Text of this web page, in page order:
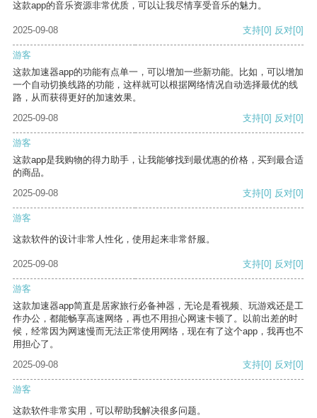
这款app的音乐资源非常优质，可以让我尽情享受音乐的魅力。
2025-09-08 支持[0] 反对[0]
游客
这款加速器app的功能有点单一，可以增加一些新功能。比如，可以增加
一个自动切换线路的功能，这样就可以根据网络情况自动选择最优的线
路，从而获得更好的加速效果。
2025-09-08
支持[0] 反对[0]
游客
这款app是我购物的得力助手，让我能够找到最优惠的价格，买到最合适
的商品。
2025-09-08
支持[0] 反对[0]
游客
这款软件的设计非常人性化，使用起来非常舒服。
2025-09-08 支持[0] 反对[0]
游客
这款加速器app简直是居家旅行必备神器，无论是看视频、玩游戏还是工
作办公，都能畅享高速网络，再也不用担心网速卡顿了。以前出差的时
候，经常因为网速慢而无法正常使用网络，现在有了这个app，我再也不
用担心了。
2025-09-08
支持[0] 反对[0]
游客
这款软件非常实用，可以帮助我解决很多问题。